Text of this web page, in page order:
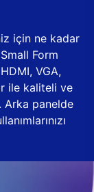
için ne kadar
Form
VGA,
ile kaliteli ve
Arka panelde